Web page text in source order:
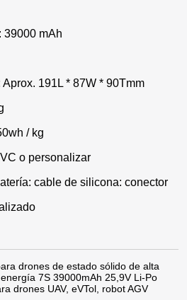
39000 mAh
191L * 87W * 90Tmm
/ kg
o personalizar
cable de silicona: conector
drones de estado sólido de alta
7S 39000mAh 25,9V Li-Po
drones UAV, eVTol, robot AGV